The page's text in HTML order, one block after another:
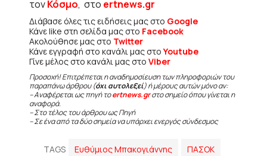
τονΚόσμο, στο ertnews.gr
Διάβασε όλες τις ειδήσεις μας στο Google
Κάνε like στη σελίδα μας στο Facebook
Ακολούθησε μας στο Twitter
Κάνε εγγραφή στο κανάλι μας στοYoutube
Γίνε μέλος στο κανάλι μας στο Viber
Προσοχή! Επιτρέπεται η αναδημοσίευση των πληροφοριών του
παραπάνω άρθρου (όχι αυτολεξεί) ή μέρους αυτών μόνο αν:
– Αναφέρεται ως πηγή τοertnews.grστο σημείο όπου γίνεται η
αναφορά.
– Στο τέλος του άρθρου ως Πηγή
– Σε ένα από τα δύο σημεία να υπάρχει ενεργός σύνδεσμος
TAGS Ευθύμιος Μπακογιάννης ΠΑΣΟΚ